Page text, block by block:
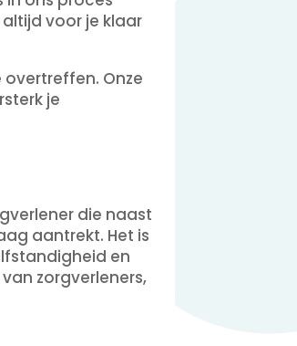
voor je klaar
Onze
je
die naast
aantrekt. Het is
en
zorgverleners,